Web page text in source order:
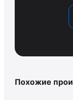
Похожие